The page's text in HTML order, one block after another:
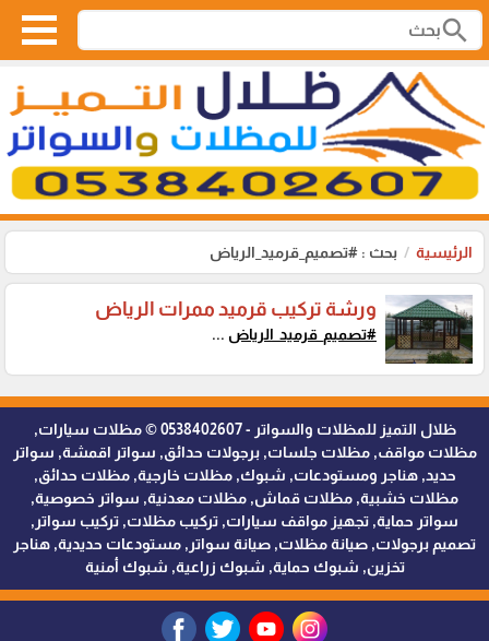
search
الرئيسية بحث : #تصميم_قرميد_الرياض
ورشة تركيب قرميد ممرات الرياض
#تصميم_قرميد_الرياض ...
ظلال التميز للمظلات والسواتر - 0538402607 © مظلات سيارات,
مظلات مواقف, مظلات جلسات, برجولات حدائق, سواتر اقمشة, سواتر
حديد, هناجر ومستودعات, شبوك, مظلات خارجية, مظلات حدائق,
مظلات خشبية, مظلات قماش, مظلات معدنية, سواتر خصوصية,
سواتر حماية, تجهيز مواقف سيارات, تركيب مظلات, تركيب سواتر,
تصميم برجولات, صيانة مظلات, صيانة سواتر, مستودعات حديدية, هناجر
تخزين, شبوك حماية, شبوك زراعية, شبوك أمنية